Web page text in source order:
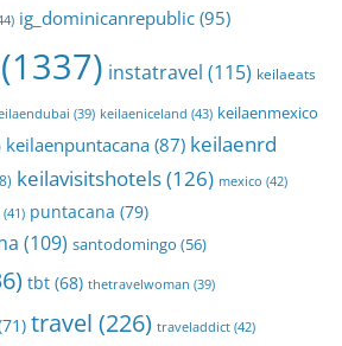
ig_dominicanrepublic (95)
(1337) instatravel (115) keilaeats
(39) keilaeniceland (43) keilaenmexico
keilaenpuntacana (87) keilaenrd
keilavisitshotels(126) mexico (42)
(41) puntacana (79)
(109) santodomingo (56)
tbt (68) thetravelwoman (39)
travel (226) traveladdict (42)